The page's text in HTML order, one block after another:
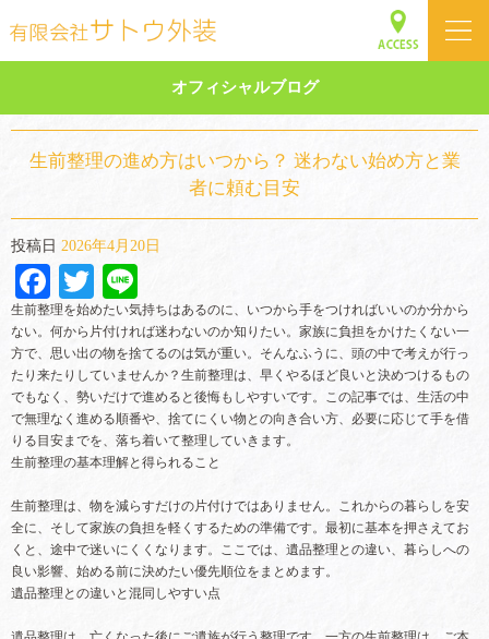
オフィシャルブログ
生前整理の進め方はいつから？ 迷わない始め方と業
者に頼む目安
投稿日 2026年4月20日
Facebook
Twitter
生前整理を始めたい気持ちはあるのに、いつから手をつければいいのか分から
ない。何から片付ければ迷わないのか知りたい。家族に負担をかけたくない一
方で、思い出の物を捨てるのは気が重い。そんなふうに、頭の中で考えが行っ
たり来たりしていませんか？生前整理は、早くやるほど良いと決めつけるもの
でもなく、勢いだけで進めると後悔もしやすいです。この記事では、生活の中
で無理なく進める順番や、捨てにくい物との向き合い方、必要に応じて手を借
りる目安までを、落ち着いて整理していきます。
生前整理の基本理解と得られること
生前整理は、物を減らすだけの片付けではありません。これからの暮らしを安
全に、そして家族の負担を軽くするための準備です。最初に基本を押さえてお
くと、途中で迷いにくくなります。ここでは、遺品整理との違い、暮らしへの
良い影響、始める前に決めたい優先順位をまとめます。
遺品整理との違いと混同しやすい点